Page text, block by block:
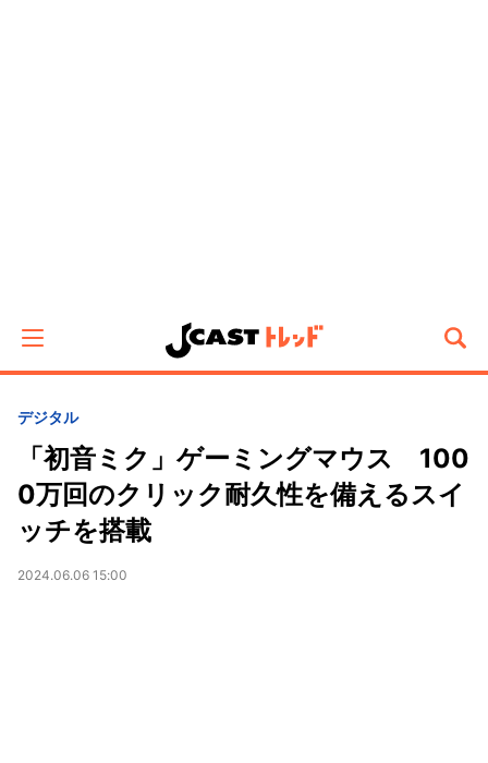
デジタル
「初音ミク」ゲーミングマウス 100
0万回のクリック耐久性を備えるスイ
ッチを搭載
2024.06.06 15:00